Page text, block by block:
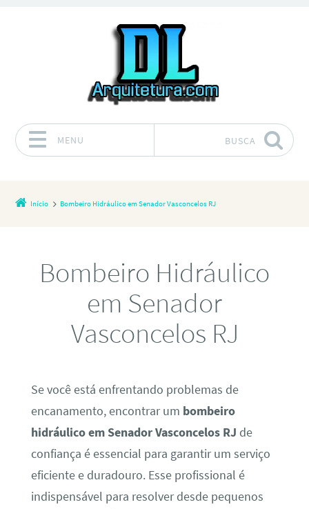
MENU BUSCA
Início Bombeiro Hidráulico em Senador Vasconcelos RJ
Bombeiro Hidráulico
em Senador
Vasconcelos RJ
Se você está enfrentando problemas de
encanamento, encontrar um bombeiro
hidráulico em Senador Vasconcelos RJ de
confiança é essencial para garantir um serviço
eficiente e duradouro. Esse profissional é
indispensável para resolver desde pequenos